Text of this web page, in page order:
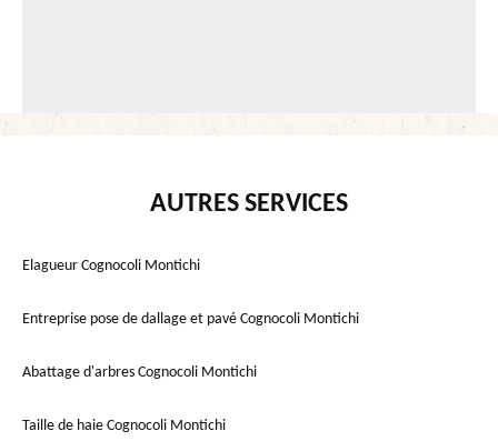
AUTRES SERVICES
Elagueur Cognocoli Montichi
Entreprise pose de dallage et pavé Cognocoli Montichi
Abattage d'arbres Cognocoli Montichi
Taille de haie Cognocoli Montichi